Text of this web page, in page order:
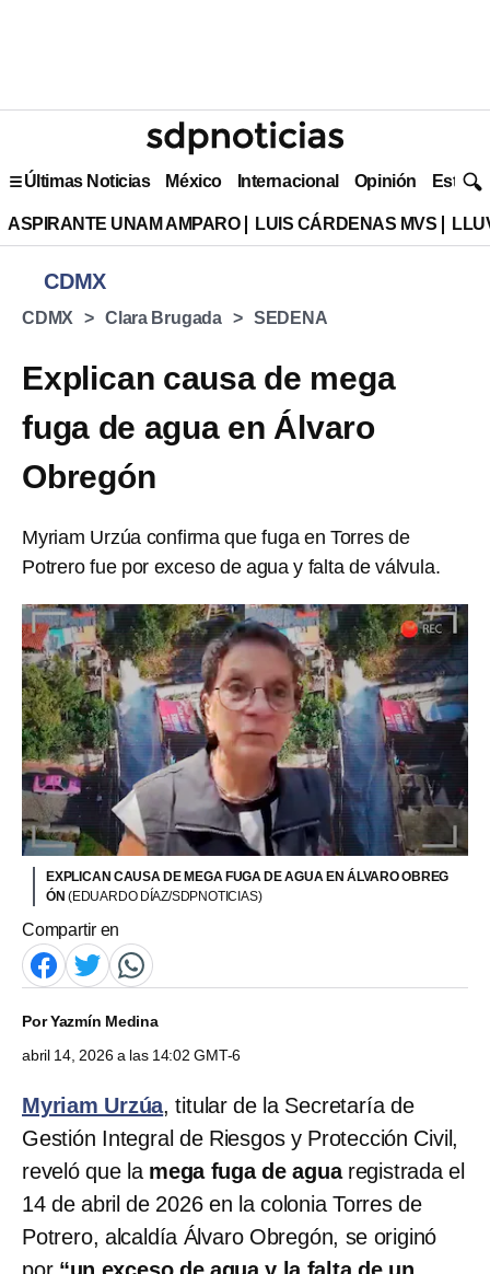
Últimas Noticias México Internacional Opinión Estilo
ASPIRANTE UNAM AMPARO LUIS CÁRDENAS MVS
CDMX
CDMX Clara Brugada SEDENA
Explican causa de mega
fuga de agua en Álvaro
Obregón
Myriam Urzúa confirma que fuga en Torres de
Potrero fue por exceso de agua y falta de válvula.
EXPLICAN CAUSA DE MEGA FUGA DE AGUA EN ÁLVARO OBREG
ÓN (EDUARDO DÍAZ/SDPNOTICIAS)
Compartir en
PorYazmín Medina
abril 14, 2026 a las 14:02 GMT-6
Myriam Urzúa, titular de la Secretaría de
Gestión Integral de Riesgos y Protección Civil,
reveló que la mega fuga de aguaregistrada el
14 de abril de 2026 en la colonia Torres de
Potrero, alcaldía Álvaro Obregón, se originó